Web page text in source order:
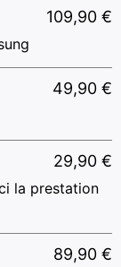
109,90 €
49,90 €
29,90 €
la prestation
89,90 €